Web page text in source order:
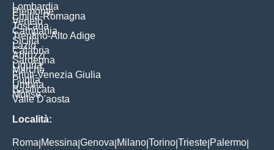
Lombardia
Piemonte
Emilia-Romagna
Veneto
Toscana
Campania
Trentino-Alto Adige
Sicilia
Lazio
Calabria
Abruzzi
Sardegna
Liguria
Marche
Friuli-Venezia Giulia
Puglia
Umbria
Basilicata
Molise
Valle D'aosta
Località:
Roma Messina Genova Milano Torino Trieste Palermo